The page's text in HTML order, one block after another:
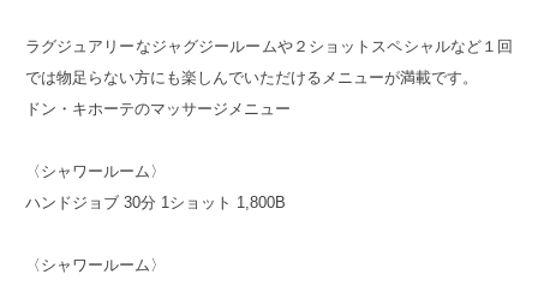
ラグジュアリーなジャグジールームや２ショットスペシャルなど１回
では物足らない方にも楽しんでいただけるメニューが満載です。
ドン・キホーテのマッサージメニュー
〈シャワールーム〉
ハンドジョブ 30分 1ショット 1,800B
〈シャワールーム〉